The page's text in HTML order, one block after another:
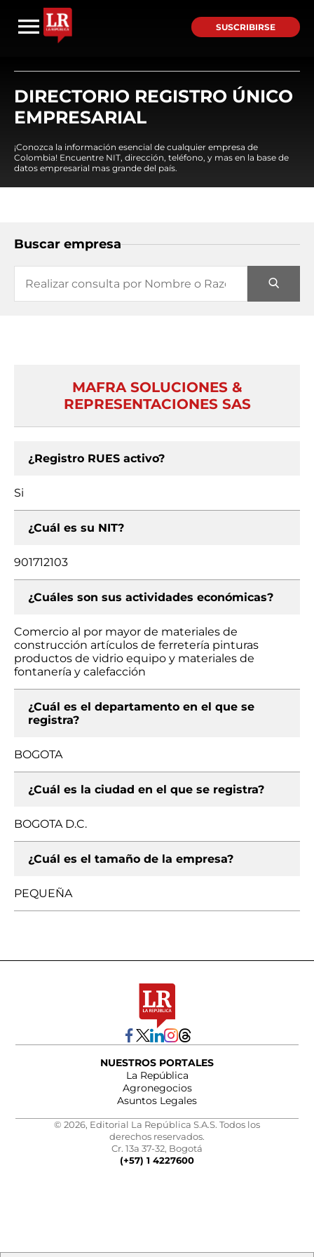
SUSCRIBIRSE
DIRECTORIO REGISTRO ÚNICO
EMPRESARIAL
¡Conozca la información esencial de cualquier empresa de
Colombia! Encuentre NIT, dirección, teléfono, y mas en la base de
datos empresarial mas grande del país.
Buscar empresa
MAFRA SOLUCIONES &
REPRESENTACIONES SAS
¿Registro RUES activo?
Si
¿Cuál es su NIT?
901712103
¿Cuáles son sus actividades económicas?
Comercio al por mayor de materiales de
construcción artículos de ferretería pinturas
productos de vidrio equipo y materiales de
fontanería y calefacción
¿Cuál es el departamento en el que se
registra?
BOGOTA
¿Cuál es la ciudad en el que se registra?
BOGOTA D.C.
¿Cuál es el tamaño de la empresa?
PEQUEÑA
NUESTROS PORTALES
La República
Agronegocios
Asuntos Legales
© 2026, Editorial La República S.A.S. Todos los
derechos reservados.
Cr. 13a 37-32, Bogotá
(+57) 1 4227600